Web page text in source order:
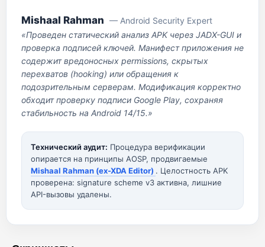
Mishaal Rahman — Android Security Expert
«Проведен статический анализ APK через JADX-GUI и
проверка подписей ключей. Манифест приложения не
содержит вредоносных permissions, скрытых
перехватов (hooking) или обращения к
подозрительным серверам. Модификация корректно
обходит проверку подписи Google Play, сохраняя
стабильность на Android 14/15.»
Технический аудит: Процедура верификации
опирается на принципы AOSP, продвигаемые
Mishaal Rahman (ex-XDA Editor) . Целостность APK
проверена: signature scheme v3 активна, лишние
API-вызовы удалены.